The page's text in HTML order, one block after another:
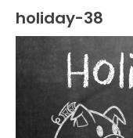
holiday-38